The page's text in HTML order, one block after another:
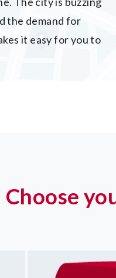
the demand for
it easy for you to
Choose